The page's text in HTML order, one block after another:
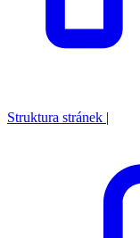
Struktura stránek |